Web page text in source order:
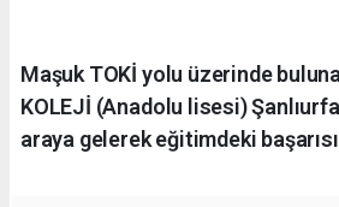
Maşuk TOKİ yolu üzerinde
KOLEJİ (Anadolu lisesi)
araya gelerek eğitimdeki